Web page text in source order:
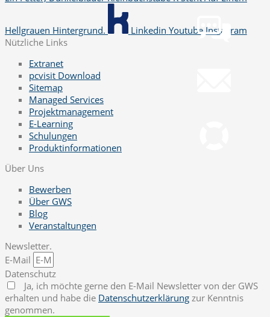
Hellgrauen Hintergrund. Linkedin Youtube Instagram
Nützliche Links
Extranet
pcvisit Download
Sitemap
Managed Services
Projektmanagement
E-Learning
Schulungen
Produktinformationen
Über Uns
Bewerben
Über GWS
Blog
Veranstaltungen
Newsletter.
E-Mail
Datenschutz
Ja, ich möchte gerne den E-Mail Newsletter von der GWS
erhalten und habe die Datenschutzerklärung zur Kenntnis
genommen.